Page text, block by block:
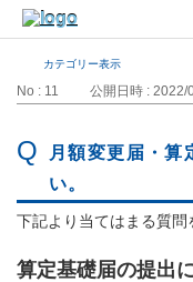
カテゴリー表示
No : 11 公開日時 : 2022/
月額変更届・算
い。
下記より当てはまる質問
算定基礎届の提出